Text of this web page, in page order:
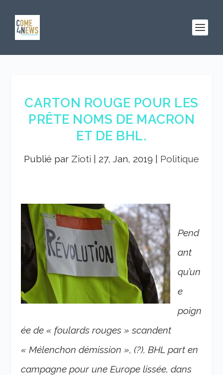
CARTON ROUGE POUR LES
PRÊTE NOMS DE MACRON
ET DE BHL.
Publié par Zioti 27, Jan, 2019 Politique
Pend
ant
qu’un
e
poign
ée de « foulards rouges » scandent
« Mélenchon démission », (?), BHL part en
campagne pour une Europe lissée, dans